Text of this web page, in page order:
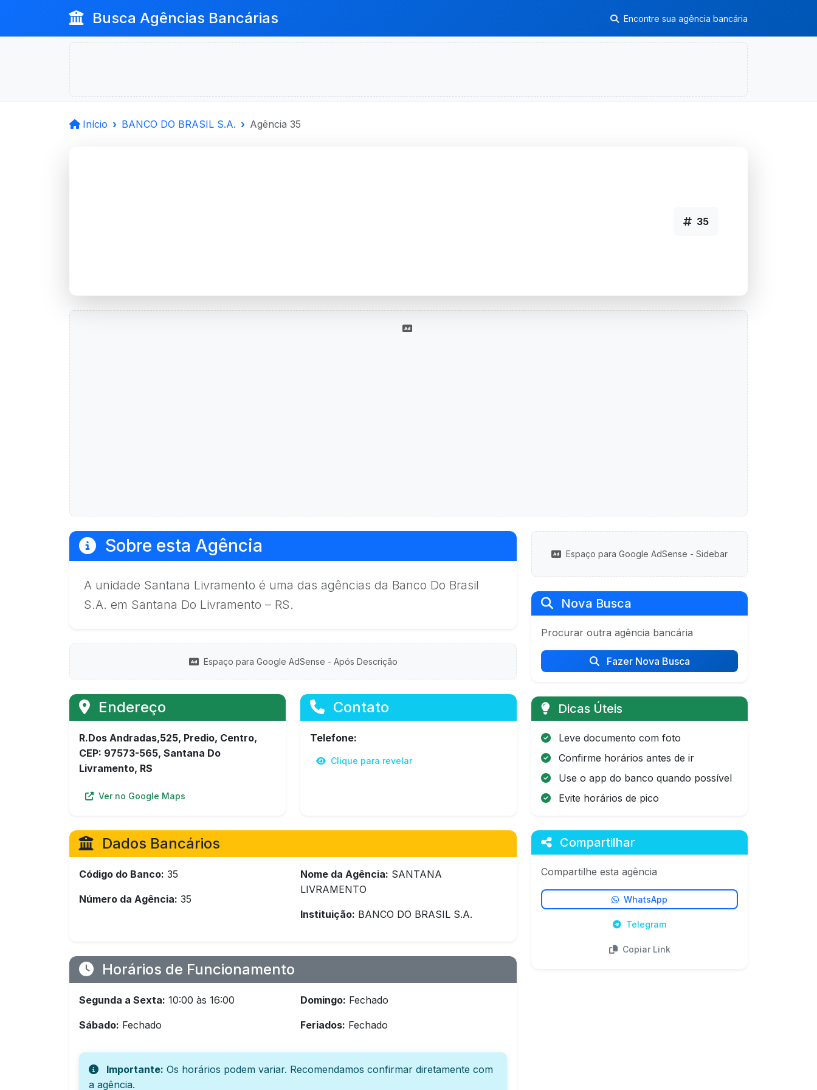
Busca Agências Bancárias Encontre sua agência bancária
Início BANCO DO BRASIL S.A. Agência 35
35
Sobre esta Agência
A unidade Santana Livramento é uma das agências da Banco Do Brasil
S.A. em Santana Do Livramento – RS.
Espaço para Google AdSense - Após Descrição
Endereço
R.Dos Andradas,525, Predio, Centro,
CEP: 97573-565, Santana Do
Livramento, RS
Ver no Google Maps
Contato
Telefone:
Clique para revelar
Dados Bancários
Código do Banco: 35
Número da Agência: 35
Nome da Agência: SANTANA
LIVRAMENTO
Instituição: BANCO DO BRASIL S.A.
Horários de Funcionamento
Segunda a Sexta: 10:00 às 16:00
Sábado: Fechado
Domingo: Fechado
Feriados: Fechado
Importante: Os horários podem variar. Recomendamos confirmar diretamente com
a agência.
Espaço para Google AdSense - Sidebar
Nova Busca
Procurar outra agência bancária
Fazer Nova Busca
Dicas Úteis
Leve documento com foto
Confirme horários antes de ir
Use o app do banco quando possível
Evite horários de pico
Compartilhar
Compartilhe esta agência
WhatsApp
Telegram
Copiar Link